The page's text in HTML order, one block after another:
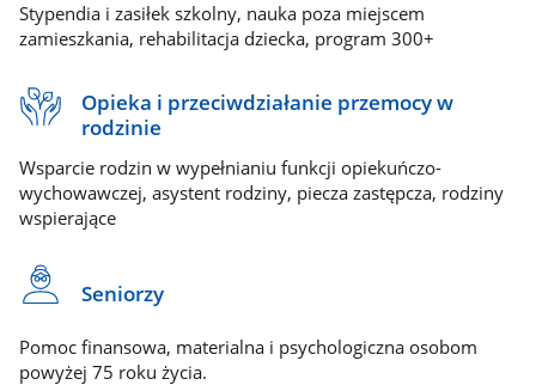
Stypendia i zasiłek szkolny, nauka poza miejscem
zamieszkania, rehabilitacja dziecka, program 300+
Opieka i przeciwdziałanie przemocy w
rodzinie
Wsparcie rodzin w wypełnianiu funkcji opiekuńczo-
wychowawczej, asystent rodziny, piecza zastępcza, rodziny
wspierające
Seniorzy
Pomoc finansowa, materialna i psychologiczna osobom
powyżej 75 roku życia.